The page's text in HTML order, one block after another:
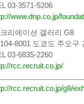
03-3571-5206
www.dnp.co.jp/
크리에이션 갤러리 G8
8001 도쿄도 주오구
03-6835-2260
rcc.recruit.co.jp/
rcc.recruit.co.jp/g8/